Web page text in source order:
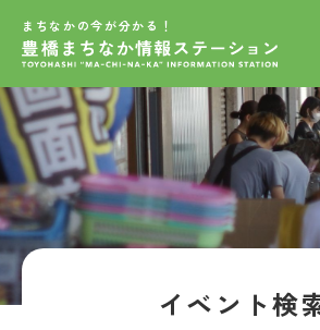
まちなかの今が分かる！
イベント検